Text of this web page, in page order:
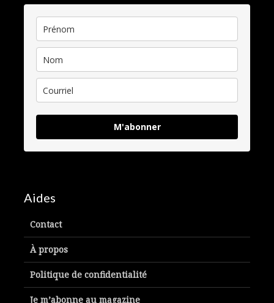
M'abonner
Aides
Contact
À propos
Politique de confidentialité
Je m’abonne au magazine